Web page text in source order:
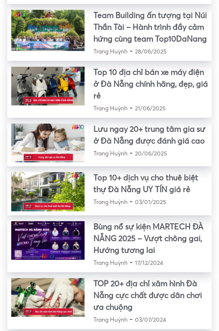
Team Building ấn tượng tại Núi
Thần Tài – Hành trình đầy cảm
hứng cùng team Top10DaNang
Trang Huỳnh- 28/06/2025
Top 10 địa chỉ bán xe máy điện
ở Đà Nẵng chính hãng, đẹp, giá
rẻ
Trang Huỳnh- 21/06/2025
Lưu ngay 20+ trung tâm gia sư
ở Đà Nẵng được đánh giá cao
Trang Huỳnh- 20/06/2025
Top 10+ dịch vụ cho thuê biệt
thự Đà Nẵng UY TÍN giá rẻ
Trang Huỳnh- 03/01/2025
Bùng nổ sự kiện MARTECH ĐÀ
NẴNG 2025 – Vượt chông gai,
Hướng tương lai
Trang Huỳnh- 17/12/2024
TOP 20+ địa chỉ xăm hình Đà
Nẵng cực chất được dân chơi
ưa chuộng
Trang Huỳnh- 03/07/2024